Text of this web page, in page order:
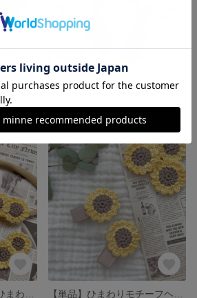
Halloween🦇ブラックレースつけ襟
Halloween🦇デビルヘアバンド
展示中